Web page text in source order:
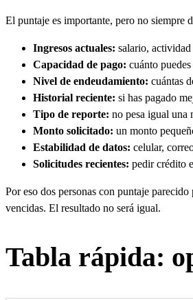
El puntaje es importante, pero no siempre
Ingresos actuales: salario,
Capacidad de pago: cuánto
Nivel de endeudamiento: cuántas
Historial reciente: si has pagado
Tipo de reporte: no pesa igual una
Monto solicitado: un monto
Estabilidad de datos: celular,
Solicitudes recientes: pedir crédito
Por eso dos personas con puntaje
vencidas. El resultado no será igual.
Tabla rápida: